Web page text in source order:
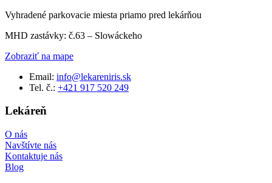
Vyhradené parkovacie miesta priamo pred lekárňou
MHD zastávky: č.63 – Slowáckeho
Zobraziť na mape
Email: info@lekareniris.sk
Tel. č.: +421 917 520 249
Lekáreň
O nás
Navštívte nás
Kontaktuje nás
Blog